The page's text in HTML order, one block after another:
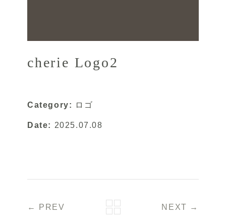
cherie Logo2
Category: ロゴ
Date: 2025.07.08
← PREV NEXT →